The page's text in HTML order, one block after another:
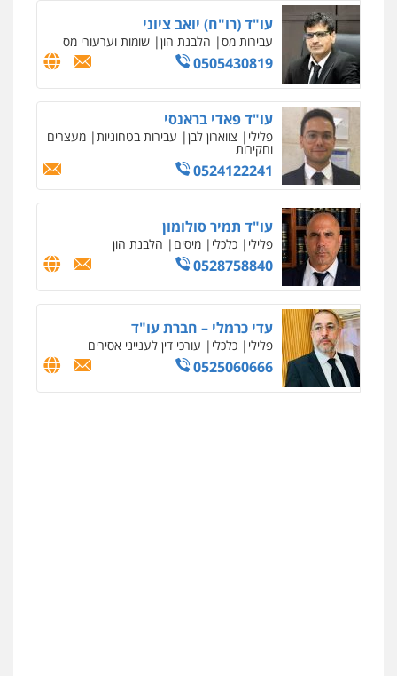
עו"ד (רו"ח) יואב ציוני
עבירות מס הלבנת הון שומות וערעורי מס
0505430819
עו"ד פאדי בראנסי
פלילי צווארון לבן עבירות בטחוניות מעצרים
וחקירות
0524122241
עו"ד תמיר סולומון
פלילי כלכלי מיסים הלבנת הון
0528758840
עדי כרמלי – חברת עו"ד
פלילי כלכלי עורכי דין לענייני אסירים
0525060666